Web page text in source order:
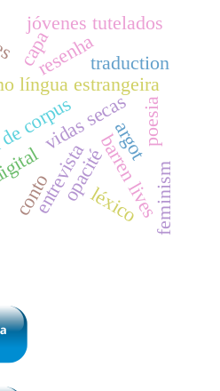
língua estrangeira
corpus
vidas secas
barren lives
resenha
entrevista
opacité
traduction
argot
léxico
jóvenes tutelados
poesia
capa
conto feminism